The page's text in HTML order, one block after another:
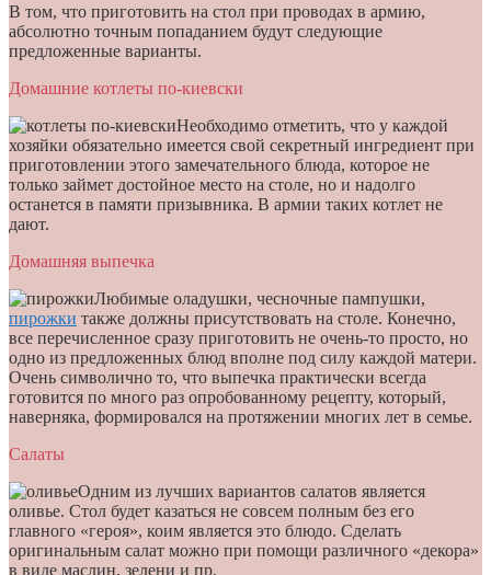
В том, что приготовить на стол при проводах в армию,
абсолютно точным попаданием будут следующие
предложенные варианты.
Домашние котлеты по-киевски
Необходимо отметить, что у каждой
хозяйки обязательно имеется свой секретный ингредиент при
приготовлении этого замечательного блюда, которое не
только займет достойное место на столе, но и надолго
останется в памяти призывника. В армии таких котлет не
дают.
Домашняя выпечка
Любимые оладушки, чесночные пампушки,
пирожки также должны присутствовать на столе. Конечно,
все перечисленное сразу приготовить не очень-то просто, но
одно из предложенных блюд вполне под силу каждой матери.
Очень символично то, что выпечка практически всегда
готовится по много раз опробованному рецепту, который,
наверняка, формировался на протяжении многих лет в семье.
Салаты
Одним из лучших вариантов салатов является
оливье. Стол будет казаться не совсем полным без его
главного «героя», коим является это блюдо. Сделать
оригинальным салат можно при помощи различного «декора»
в виде маслин, зелени и пр.